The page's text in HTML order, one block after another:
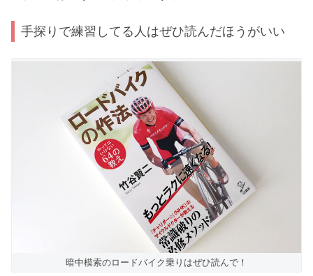
手探りで練習してる人はぜひ読んだほうがいい
暗中模索のロードバイク乗りはぜひ読んで！